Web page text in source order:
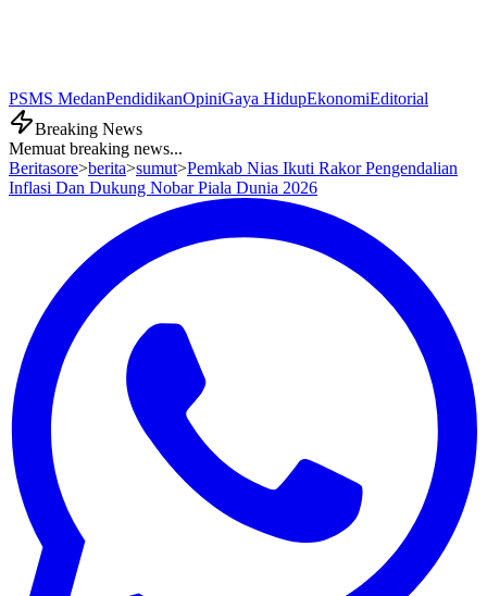
PSMS MedanPendidikanOpiniGaya HidupEkonomiEditorial
Breaking News
Memuat breaking news...
Beritasore>berita>sumut>Pemkab Nias Ikuti Rakor Pengendalian
Inflasi Dan Dukung Nobar Piala Dunia 2026